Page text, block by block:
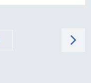
arrow_forward_ios